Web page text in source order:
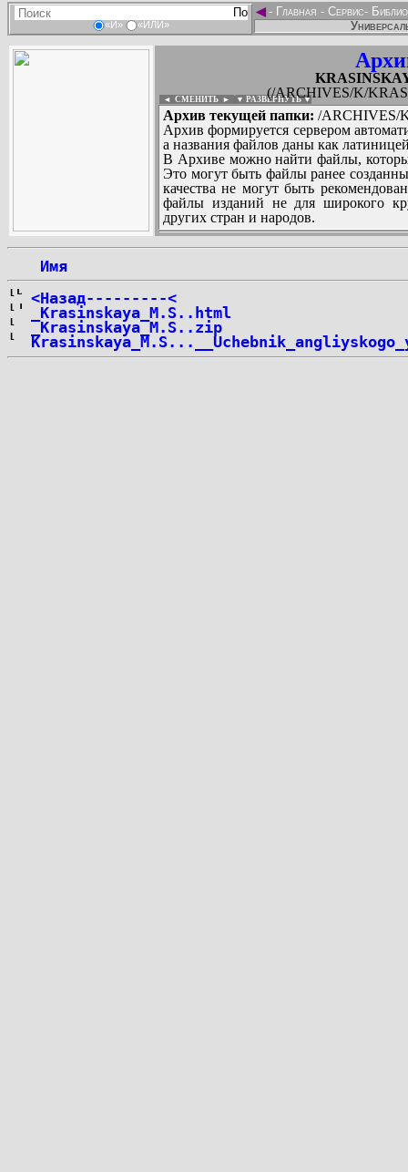
«И» «ИЛИ»
◄- Главная - Сервис-
(/ARCHIVES/K/
◄ СМЕНИТЬ ► ▼ РАЗВЕРНУТЬ ▼
Архив текущей папки: /ARCHIVES/
Архив формируется сервером
а названия файлов даны как
В Архиве можно найти файлы,
Это могут быть файлы ранее
качества не могут быть
файлы изданий не для широкого
других стран и народов.
Имя
<Назад---------<
_Krasinskaya_M.S..html
_Krasinskaya_M.S..zip